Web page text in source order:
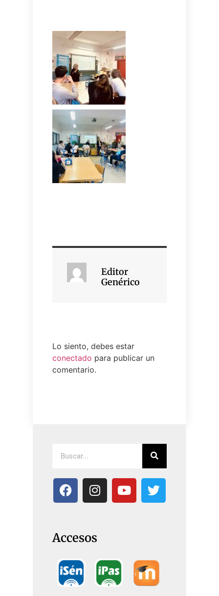
Editor
Genérico
Lo siento, debes estar
conectado para publicar un
comentario.
Accesos